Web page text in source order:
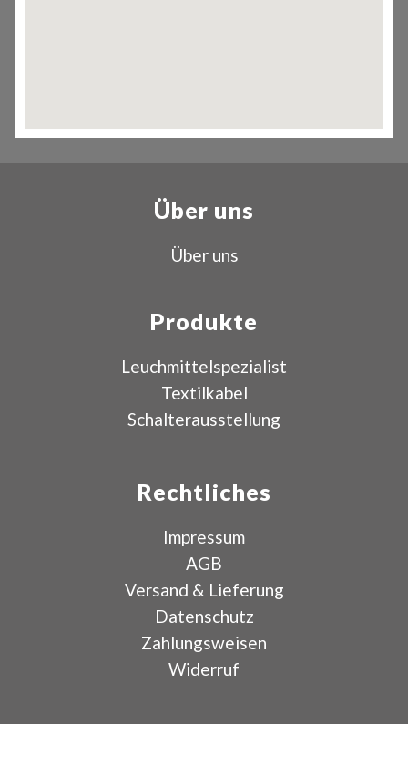
Über uns
Über uns
Produkte
Leuchmittelspezialist
Textilkabel
Schalterausstellung
Rechtliches
Impressum
AGB
Versand & Lieferung
Datenschutz
Zahlungsweisen
Widerruf